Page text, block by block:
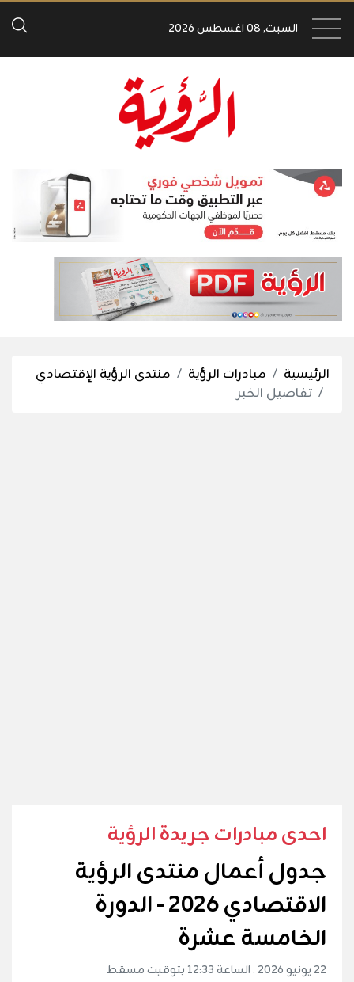
السبت, 08 اغسطس 2026
الرئيسية مبادرات الرؤية
منتدى الرؤية الإقتصادي
تفاصيل الخبر
احدى مبادرات جريدة الرؤية
جدول أعمال منتدى الرؤية
الاقتصادي 2026 - الدورة
الخامسة عشرة
22 يونيو 2026 . الساعة 12:33 بتوقيت مسقط